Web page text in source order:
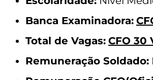
Banca Examinadora:
Total de Vagas: CFO 30
Remuneração Soldado: